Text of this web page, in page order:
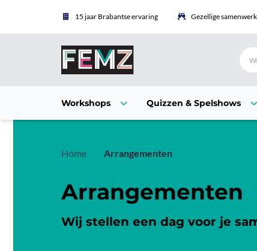
15 jaar Brabantse ervaring Gezellige
Workshops Quizzen & Spelshows
Home Arrangementen
Arrangementen
Wij stellen een dag voor je